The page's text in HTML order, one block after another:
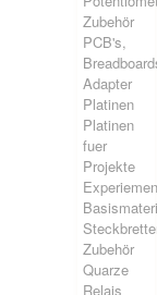
Zubehör
PCB's,
Adapter
Platinen
Platinen
fuer
Projekte
Zubehör
Quarze
Relais